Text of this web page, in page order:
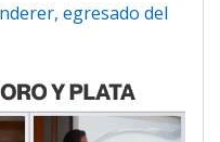
egresado del